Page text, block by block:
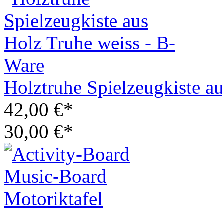
Holztruhe Spielzeugkiste
42,00 €*
30,00 €*